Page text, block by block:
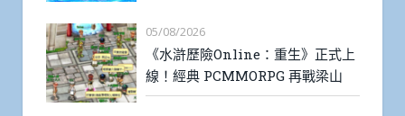
05/08/2026
《水滸歷險Online：重生》正式上
線！經典 PCMMORPG 再戰梁山